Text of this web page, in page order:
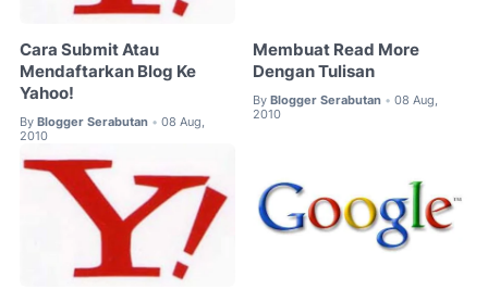
Cara Submit Atau
Mendaftarkan Blog Ke
Yahoo!
By Blogger Serabutan • 08 Aug,
2010
Membuat Read More
Dengan Tulisan
By Blogger Serabutan • 08 Aug,
2010